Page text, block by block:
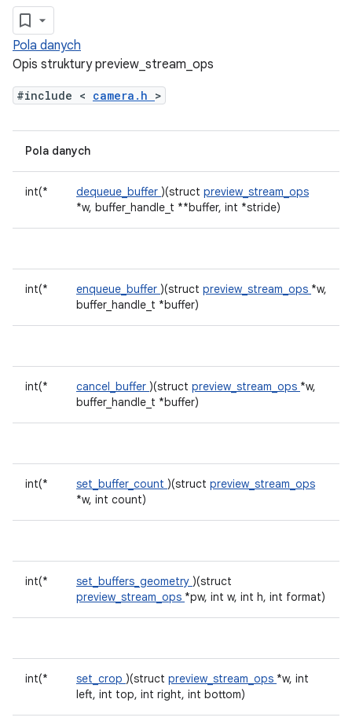
Pola danych
Opis struktury preview_stream_ops
#include < camera.h >
Pola danych
int(* dequeue_buffer )(struct preview_stream_ops
*w, buffer_handle_t **buffer, int *stride)
int(* enqueue_buffer )(struct preview_stream_ops *w,
buffer_handle_t *buffer)
int(* cancel_buffer )(struct preview_stream_ops *w,
buffer_handle_t *buffer)
int(* set_buffer_count )(struct preview_stream_ops
*w, int count)
int(* set_buffers_geometry )(struct
preview_stream_ops *pw, int w, int h, int format)
int(* set_crop )(struct preview_stream_ops *w, int
left, int top, int right, int bottom)